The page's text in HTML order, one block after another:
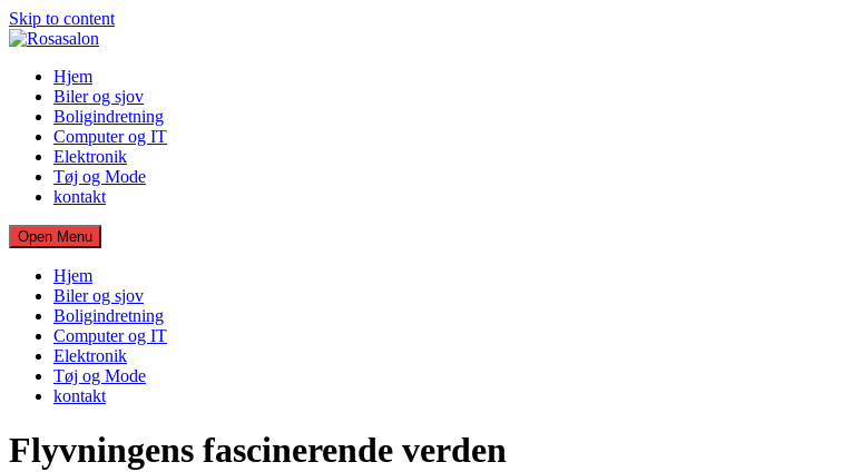
Skip to content
Hjem
Biler og sjov
Boligindretning
Computer og IT
Elektronik
Tøj og Mode
kontakt
Open Menu
Hjem
Biler og sjov
Boligindretning
Computer og IT
Elektronik
Tøj og Mode
kontakt
Flyvningens fascinerende verden